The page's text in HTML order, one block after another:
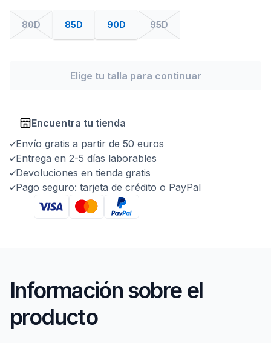
80D 85D 90D 95D
Elige tu talla para continuar
Encuentra tu tienda
Envío gratis a partir de 50 euros
Entrega en 2-5 días laborables
Devoluciones en tienda gratis
Pago seguro: tarjeta de crédito o PayPal
Información sobre el
producto